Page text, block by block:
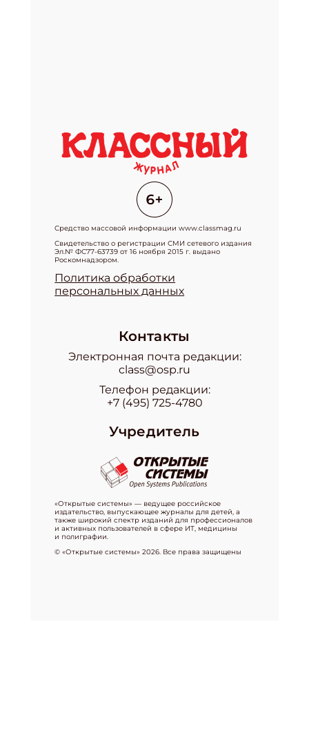
Средство массовой информации www.classmag.ru
Свидетельство о регистрации СМИ сетевого издания
Эл.№ ФС77-63739 от 16 ноября 2015 г. выдано
Роскомнадзором.
Политика обработки
персональных данных
Контакты
Электронная почта редакции:
class@osp.ru
Телефон редакции:
+7 (495) 725-4780
Учредитель
«Открытые системы» — ведущее российское
издательство, выпускающее журналы для детей, а
также широкий спектр изданий для профессионалов
и активных пользователей в сфере ИТ, медицины
и полиграфии.
© «Открытые системы» 2026. Все права защищены